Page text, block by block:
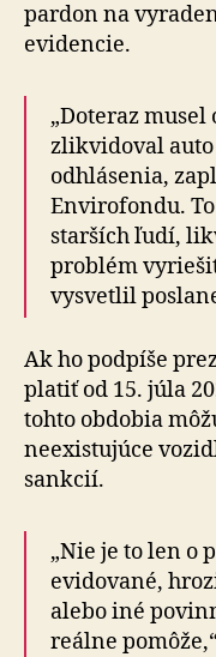
pardon na
evidencie.
„Doteraz
zlikvidoval
odhlásenia,
Envirofondu.
starších ľudí,
problém
vysvetlil
Ak ho podpíše
platiť od 15. júla
tohto obdobia
neexistujúce
sankcií.
„Nie je to len o
evidované,
alebo iné
reálne